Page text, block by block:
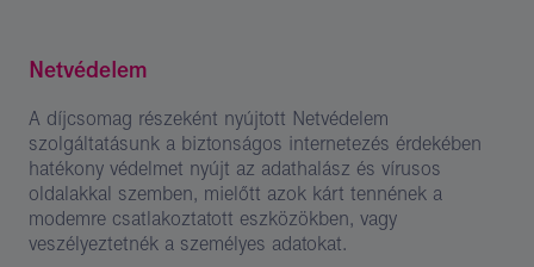
Netvédelem
A díjcsomag részeként nyújtott Netvédelem
szolgáltatásunk a biztonságos internetezés érdekében
hatékony védelmet nyújt az adathalász és vírusos
oldalakkal szemben, mielőtt azok kárt tennének a
modemre csatlakoztatott eszközökben, vagy
veszélyeztetnék a személyes adatokat.